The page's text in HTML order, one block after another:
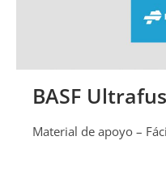
BASF
Material de apoyo –